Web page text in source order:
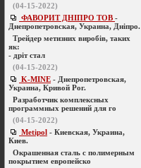
(04-15-2022)
ФАВОРИТ ДНІПРО ТОВ -
Днепропетровская, Украина, Дніпро.
Трейдер метизних виробів, таких
як:
- дріт стал
(04-15-2022)
K-MINE - Днепропетровская,
Украина, Кривой Рог.
Разработчик комплексных
программных решений для го
(04-15-2022)
Metipol - Киевская, Украина,
Киев.
Окрашенная сталь с полимерным
покрытием европейско